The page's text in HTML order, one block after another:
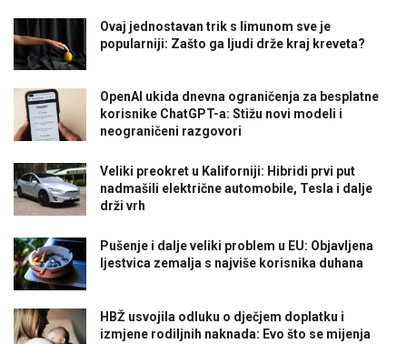
Ovaj jednostavan trik s limunom sve je
popularniji: Zašto ga ljudi drže kraj kreveta?
OpenAI ukida dnevna ograničenja za besplatne
korisnike ChatGPT-a: Stižu novi modeli i
neograničeni razgovori
Veliki preokret u Kaliforniji: Hibridi prvi put
nadmašili električne automobile, Tesla i dalje
drži vrh
Pušenje i dalje veliki problem u EU: Objavljena
ljestvica zemalja s najviše korisnika duhana
HBŽ usvojila odluku o dječjem doplatku i
izmjene rodiljnih naknada: Evo što se mijenja